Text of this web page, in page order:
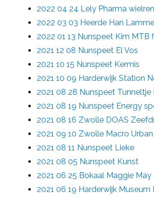
2022 04 24 Lely Pharma
2022 03 03 Heerde Han
2022 01 13 Nunspeet Kim MTB
2021 12 08 Nunspeet El Vos
2021 10 15 Nunspeet Kermis
2021 10 09 Harderwijk Station
2021 08 28 Nunspeet Tunneltje
2021 08 19 Nunspeet Energy
2021 08 16 Zwolle DOAS
2021 09 10 Zwolle Macro Urban
2021 08 11 Nunspeet Lieke
2021 08 05 Nunspeet Kunst
2021 06 25 Bokaal Maggie May
2021 06 19 Harderwijk Museum